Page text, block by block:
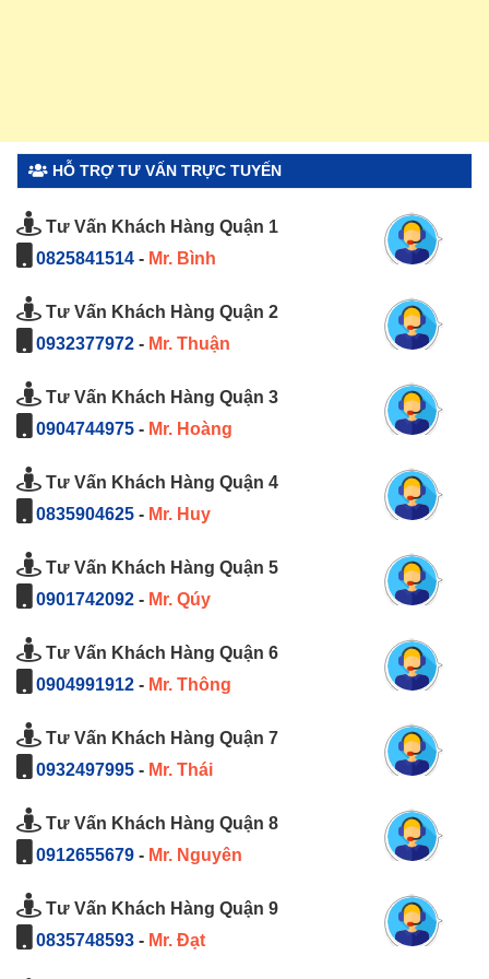
HỖ TRỢ TƯ VẤN TRỰC TUYẾN
Tư Vấn Khách Hàng Quận 1
0825841514 - Mr. Bình
Tư Vấn Khách Hàng Quận 2
0932377972 - Mr. Thuận
Tư Vấn Khách Hàng Quận 3
0904744975 - Mr. Hoàng
Tư Vấn Khách Hàng Quận 4
0835904625 - Mr. Huy
Tư Vấn Khách Hàng Quận 5
0901742092 - Mr. Qúy
Tư Vấn Khách Hàng Quận 6
0904991912 - Mr. Thông
Tư Vấn Khách Hàng Quận 7
0932497995 - Mr. Thái
Tư Vấn Khách Hàng Quận 8
0912655679 - Mr. Nguyên
Tư Vấn Khách Hàng Quận 9
0835748593 - Mr. Đạt